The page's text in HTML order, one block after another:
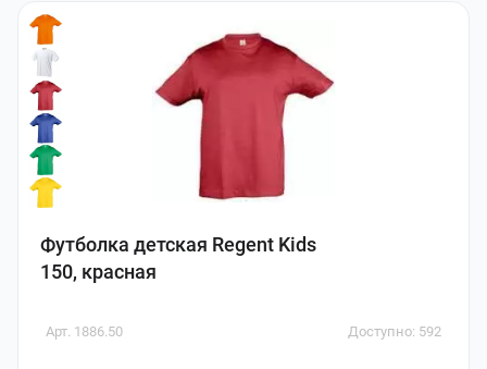
Футболка детская Regent Kids
150, красная
Арт. 1886.50 Доступно: 592